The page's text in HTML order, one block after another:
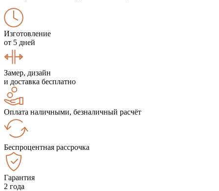
Изготовление
от 5 дней
Замер, дизайн
и доставка бесплатно
Оплата наличными, безналичный расчёт
Беспроцентная рассрочка
Гарантия
2 года